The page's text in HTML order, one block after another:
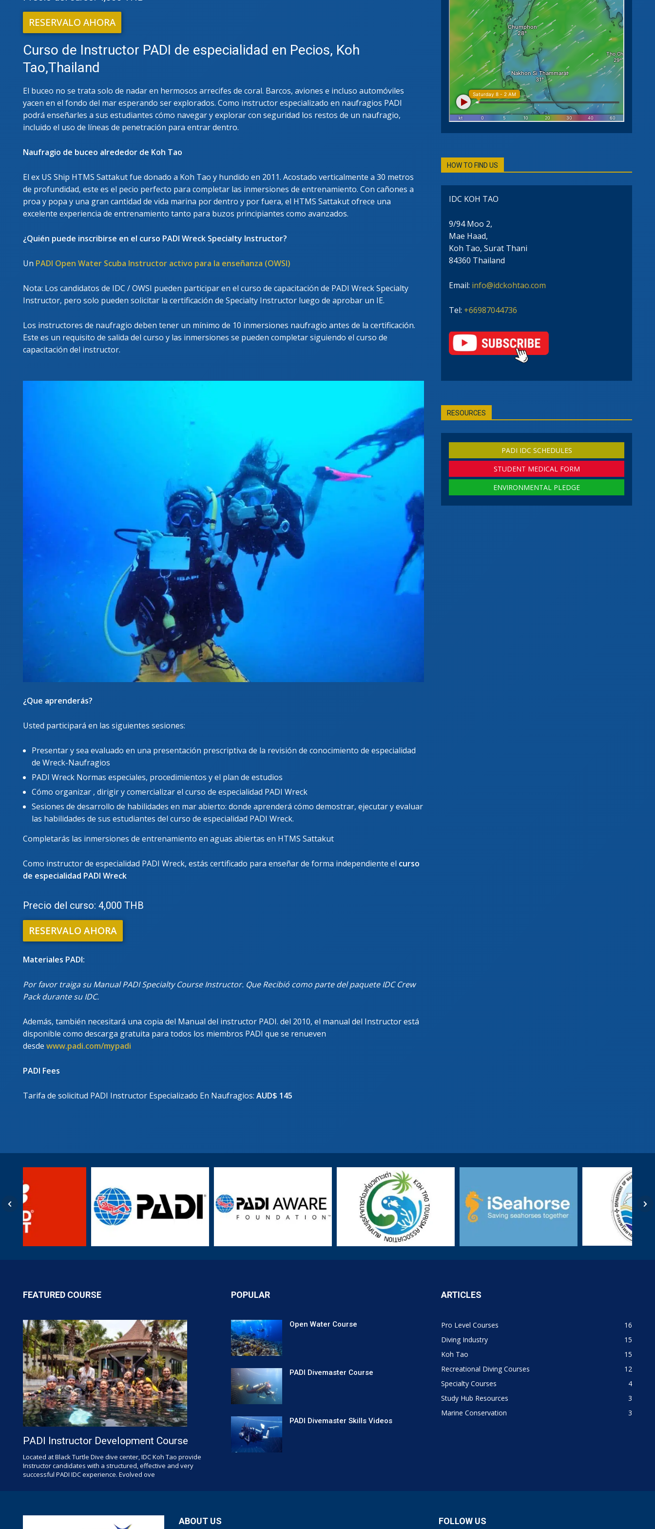
SEARCH & RECOVERY INSTRUCTOR SPECIALTY
ESPECIALIDAD DE SIDEMOUNT
DIGITAL UNDERWATER PHOTOGRAPHY
WRECK INSTRUCTOR SPECIALTY
RESERVALO AHORA
Curso de Instructor PADI de especialidad en Pecios, Koh
Tao,Thailand
El buceo no se trata solo de nadar en hermosos arrecifes de coral. Barcos, aviones e incluso automóviles
yacen en el fondo del mar esperando ser explorados. Como instructor especializado en naufragios PADI
podrá enseñarles a sus estudiantes cómo navegar y explorar con seguridad los restos de un naufragio,
incluido el uso de líneas de penetración para entrar dentro.
Naufragio de buceo alrededor de Koh Tao
El ex US Ship HTMS Sattakut fue donado a Koh Tao y hundido en 2011. Acostado verticalmente a 30 metros
de profundidad, este es el pecio perfecto para completar las inmersiones de entrenamiento. Con cañones a
proa y popa y una gran cantidad de vida marina por dentro y por fuera, el HTMS Sattakut ofrece una
excelente experiencia de entrenamiento tanto para buzos principiantes como avanzados.
¿Quién puede inscribirse en el curso PADI Wreck Specialty Instructor?
Un PADI Open Water Scuba Instructor activo para la enseñanza (OWSI)
Nota: Los candidatos de IDC / OWSI pueden participar en el curso de capacitación de PADI Wreck Specialty
Instructor, pero solo pueden solicitar la certificación de Specialty Instructor luego de aprobar un IE.
Los instructores de naufragio deben tener un mínimo de 10 inmersiones naufragio antes de la certificación.
Este es un requisito de salida del curso y las inmersiones se pueden completar siguiendo el curso de
capacitación del instructor.
¿Que aprenderás?
Usted participará en las siguientes sesiones:
Presentar y sea evaluado en una presentación prescriptiva de la revisión de conocimiento de especialidad
de Wreck-Naufragios
PADI Wreck Normas especiales, procedimientos y el plan de estudios
Cómo organizar , dirigir y comercializar el curso de especialidad PADI Wreck
Sesiones de desarrollo de habilidades en mar abierto: donde aprenderá cómo demostrar, ejecutar y evaluar
las habilidades de sus estudiantes del curso de especialidad PADI Wreck.
Completarás las inmersiones de entrenamiento en aguas abiertas en HTMS Sattakut
Como instructor de especialidad PADI Wreck, estás certificado para enseñar de forma independiente el curso
de especialidad PADI Wreck
Precio del curso: 4,000 THB
RESERVALO AHORA
Materiales PADI:
Por favor traiga su Manual PADI Specialty Course Instructor. Que Recibió como parte del paquete IDC Crew
Pack durante su IDC.
Además, también necesitará una copia del Manual del instructor PADI. del 2010, el manual del Instructor está
disponible como descarga gratuita para todos los miembros PADI que se renueven
desde www.padi.com/mypadi
PADI Fees
Tarifa de solicitud PADI Instructor Especializado En Naufragios: AUD$ 145
HOW TO FIND US
IDC KOH TAO
9/94 Moo 2,
Mae Haad,
Koh Tao, Surat Thani
84360 Thailand
Email: info@idckohtao.com
Tel: +66987044736
RESOURCES
PADI IDC SCHEDULES
STUDENT MEDICAL FORM
ENVIRONMENTAL PLEDGE
FEATURED COURSE
PADI Instructor Development Course
Located at Black Turtle Dive dive center, IDC Koh Tao provide
Instructor candidates with a structured, effective and very
successful PADI IDC experience. Evolved ove
POPULAR
Open Water Course
PADI Divemaster Course
PADI Divemaster Skills Videos
ARTICLES
Pro Level Courses
16
Diving Industry
15
Koh Tao
15
Recreational Diving Courses
12
Specialty Courses
4
Study Hub Resources
3
Marine Conservation
3
ABOUT US FOLLOW US